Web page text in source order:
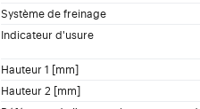
Système de freinage
Indicateur d'usure
Hauteur 1 [mm]
Hauteur 2 [mm]